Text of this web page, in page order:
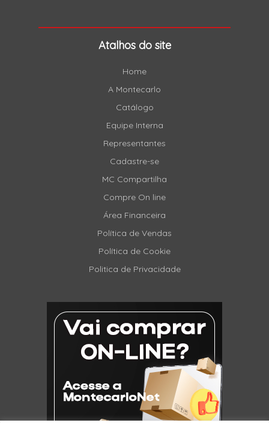
Atalhos do site
Home
A Montecarlo
Catálogo
Equipe Interna
Representantes
Cadastre-se
MC Compartilha
Compre On line
Área Financeira
Política de Vendas
Política de Cookie
Politica de Privacidade